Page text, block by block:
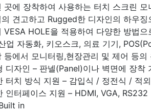
곳에 장착하여 사용하는 터치 스크린
견고하고 Rugged한 디자인의 하우
VESA HOLE을 적용하여 다양한 방법
업 자동화, 키오스크, 의료 기기,
등에서 모니터링,현장관리 및 제어 등의
디자인 – 판넬(Panel)이나 벽면에 장착
터치 방식 지원 – 감입식 / 정전식 / 적
인터페이스 지원 – HDMI, VGA, RS232
in